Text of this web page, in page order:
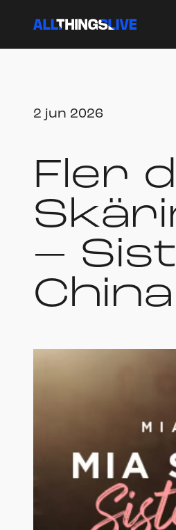
2 jun 2026
Fler
–